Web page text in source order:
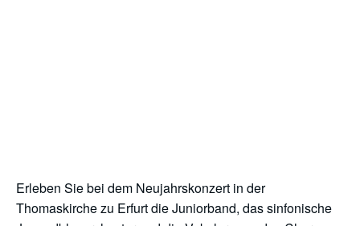
Erleben Sie bei dem Neujahrskonzert in der
Thomaskirche zu Erfurt die Juniorband, das sinfonische